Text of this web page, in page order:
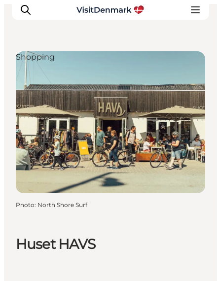
Inspirations
Destinations
Quoi faire
Hébergements
Planifiez votre voyage
Huset HAVS
Shopping
Photo: North Shore Surf